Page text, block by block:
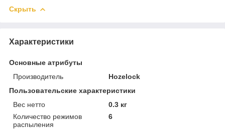
Скрыть
Характеристики
Основные атрибуты
Производитель
Hozelock
Пользовательские характеристики
Вес нетто
0.3 кг
Количество режимов
распыления
6